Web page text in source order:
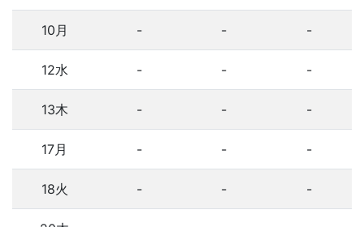
10月 - - -
12水 - - -
13木 - - -
17月 - - -
18火 - - -